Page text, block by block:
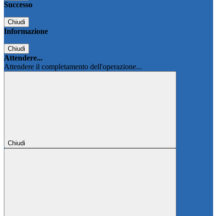
Successo
Chiudi
Informazione
Chiudi
Attendere...
Attendere il completamento dell'operazione...
Chiudi